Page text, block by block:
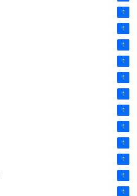
1
1
1
1
1
1
1
1
1
1
1
1